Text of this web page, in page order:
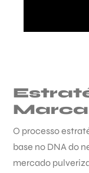
Marca
O processo
base no DNA do
mercado